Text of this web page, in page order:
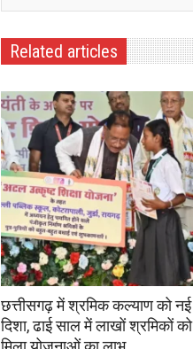
Related articles
छत्तीसगढ़ में श्रमिक कल्याण को नई
दिशा, ढाई साल में लाखों श्रमिकों को